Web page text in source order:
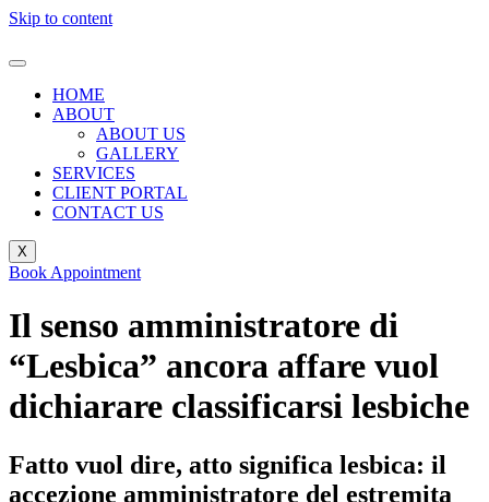
Skip to content
HOME
ABOUT
ABOUT US
GALLERY
SERVICES
CLIENT PORTAL
CONTACT US
X
Book Appointment
Il senso amministratore di
“Lesbica” ancora affare vuol
dichiarare classificarsi lesbiche
Fatto vuol dire, atto significa lesbica: il
accezione amministratore del estremita